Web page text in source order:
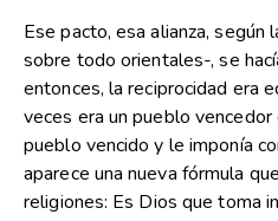
Ese pacto, esa alianza, según
sobre todo orientales-, se
entonces, la reciprocidad era
veces era un pueblo vencedor
pueblo vencido y le imponía
aparece una nueva fórmula
religiones: Es Dios que toma